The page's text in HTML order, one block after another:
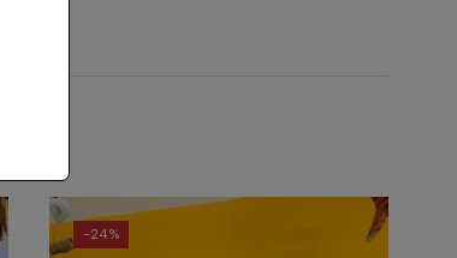
-24%